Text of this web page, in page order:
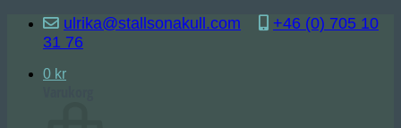
Skip
content
ulrika@stallsonakull.com
+46 (0) 705 10
31 76
0 kr